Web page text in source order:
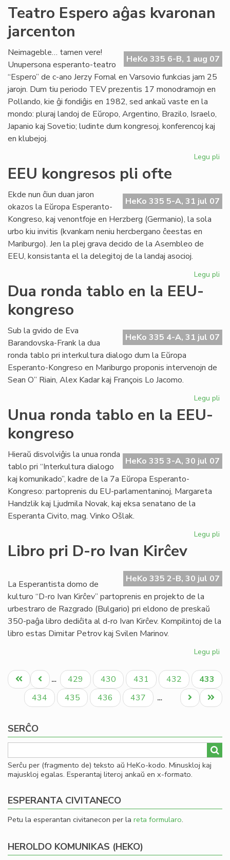
Teatro Espero aĝas kvaronan
jarcenton
HeKo 335 6-B, 1 aug 07
Neimageble… tamen vere!
Unupersona esperanto-teatro
“Espero” de c-ano Jerzy Fornal en Varsovio funkcias jam 25
jarojn. Dum tiu periodo TEV prezentis 17 monodramojn en
Pollando, kie ĝi fondiĝis en 1982, sed ankaŭ vaste en la
mondo: pluraj landoj de Eŭropo, Argentino, Brazilo, Israelo,
Japanio kaj Sovetio; ludinte dum kongresoj, konferencoj kaj
en klubejoj.
Legu pli
EEU kongresos pli ofte
HeKo 335 5-A, 31 jul 07
Ekde nun ĉiun duan jaron
okazos la Eŭropa Esperanto-
Kongreso, kaj venontfoje en Herzberg (Germanio), la sola
urbo kiu invitis (kvankam neniu hercbergano ĉeestas en
Mariburgo). Jen la plej grava decido de la Asembleo de
EEU, konsistanta el la delegitoj de la landaj asocioj.
Legu pli
Dua ronda tablo en la EEU-
kongreso
HeKo 335 4-A, 31 jul 07
Sub la gvido de Eva
Barandovska-Frank la dua
ronda tablo pri interkultura dialogo dum la Eŭropa
Esperanto-Kongreso en Mariburgo proponis intervenojn de
Sean O” Riain, Alex Kadar kaj François Lo Jacomo.
Legu pli
la
Unua ronda tablo en la EEU-
kongreso
HeKo 335 3-A, 30 jul 07
Hieraŭ disvolviĝis la unua ronda
tablo pri “Interkultura dialogo
kaj komunikado”, kadre de la 7a Eŭropa Esperanto-
Kongreso: partoprenis du EU-parlamentaninoj, Margareta
Handzlik kaj Ljudmila Novak, kaj eksa senatano de la
Esperanta Civito, mag. Vinko Ošlak.
Legu pli
la
Libro pri D-ro Ivan Kirĉev
HeKo 335 2-B, 30 jul 07
La Esperantista domo de
kulturo “D-ro Ivan Kirĉev” partoprenis en projekto de la
urbestraro de Razgrado (Bulgario) pri eldono de preskaŭ
350-paĝa libro dediĉita al d-ro Ivan Kirĉev. Kompilintoj de la
libro estas Dimitar Petrov kaj Svilen Marinov.
Legu pli
pri
D-
ro
Pagination
Unua
paĝo
Antaŭa
paĝo
… Paĝo
429 Paĝo
430 Paĝo
431 Paĝo
432
Aktuala
paĝo
433
Paĝo
434 Paĝo
435 Paĝo
436 Paĝo
437 …
Last
page
Next
page
SERĈO
Serĉu per (fragmento de) teksto aŭ HeKo-kodo. Minuskloj kaj
majuskloj egalas. Esperantaj literoj ankaŭ en x-formato.
ESPERANTA CIVITANECO
Petu la esperantan civitanecon per la reta formularo.
HEROLDO KOMUNIKAS (HEKO)